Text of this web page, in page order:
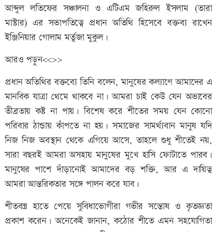
আব্দুল লতিফের সঞ্চালনা ও এটিএম জহিরুল ইসলাম (তারা
মাস্টার) এর সভাপতিত্বে প্রধান অতিথি হিসেবে বক্তব্য রাখেন
ইঞ্জিনিয়ার গোলাম মর্তুজা মুকুল।
আরও পড়ুন<<>>
প্রধান অতিথির বক্তব্যে তিনি বলেন, মানুষের কল্যাণে আমাদের এ
মানবিক যাত্রা থেমে থাকবে না। আমরা চাই কেউ যেন অভাবের
তীব্রতায় কষ্ট না পায়। বিশেষ করে শীতের সময় যেন কোনো
পরিবার ঠান্ডায় কাঁপতে না হয়। সমাজের সামর্থ্যবান মানুষ যদি
নিজ নিজ অবস্থান থেকে এগিয়ে আসে, তাহলে শুধু শীতেই নয়,
সারা বছরই আমরা অসহায় মানুষের মুখে হাসি ফোটাতে পারব।
মানুষের পাশে দাঁড়ানোই আমাদের বড় শক্তি, আর এ দায়িত্ব
আমরা আন্তরিকতার সঙ্গে পালন করে যাব।
শীতবস্ত্র হাতে পেয়ে সুবিধাভোগীরা গভীর সন্তোষ ও কৃতজ্ঞতা
প্রকাশ করেন। অনেকেই জানান, কঠোর শীতে এমন সহযোগিতা